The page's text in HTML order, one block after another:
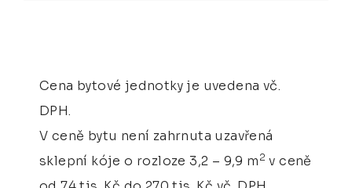
Cena bytové jednotky je uvedena vč.
DPH.
V ceně bytu není zahrnuta uzavřená
sklepní kóje o rozloze 3,2 – 9,9 m 2 v ceně